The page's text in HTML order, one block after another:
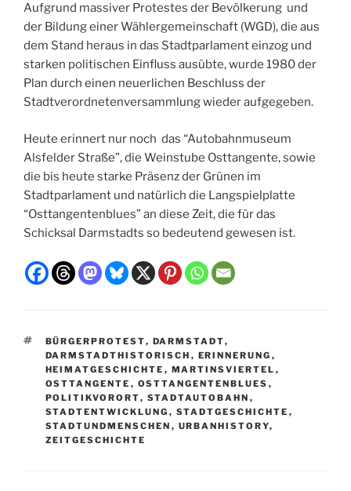
Aufgrund massiver Protestes der Bevölkerung und
der Bildung einer Wählergemeinschaft (WGD), die aus
dem Stand heraus in das Stadtparlament einzog und
starken politischen Einfluss ausübte, wurde 1980 der
Plan durch einen neuerlichen Beschluss der
Stadtverordnetenversammlung wieder aufgegeben.
Heute erinnert nur noch das “Autobahnmuseum
Alsfelder Straße”, die Weinstube Osttangente, sowie
die bis heute starke Präsenz der Grünen im
Stadtparlament und natürlich die Langspielplatte
“Osttangentenblues” an diese Zeit, die für das
Schicksal Darmstadts so bedeutend gewesen ist.
SCHLAGWÖRTER
BÜRGERPROTEST, DARMSTADT,
DARMSTADTHISTORISCH , ERINNERUNG ,
HEIMATGESCHICHTE , MARTINSVIERTEL ,
OSTTANGENTE , OSTTANGENTENBLUES ,
POLITIKVORORT, STADTAUTOBAHN ,
STADTENTWICKLUNG , STADTGESCHICHTE ,
STADTUNDMENSCHEN , URBANHISTORY,
ZEITGESCHICHTE